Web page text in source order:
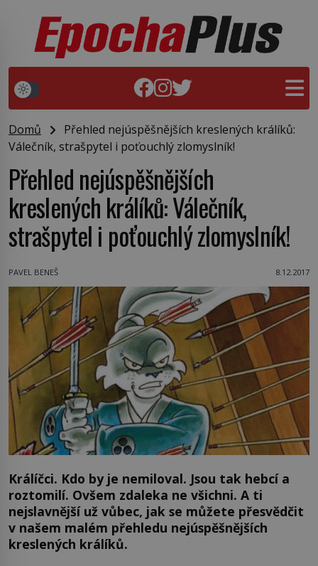
Domů
Přehled nejúspěšnějších kreslených králíků:
Válečník, strašpytel i poťouchlý zlomyslník!
Přehled nejúspěšnějších
kreslených králíků: Válečník,
strašpytel i poťouchlý zlomyslník!
PAVEL BENEŠ 8.12.2017
Králíčci. Kdo by je nemiloval. Jsou tak hebcí a
roztomilí. Ovšem zdaleka ne všichni. A ti
nejslavnější už vůbec, jak se můžete přesvědčit
v našem malém přehledu nejúspěšnějších
kreslených králíků.